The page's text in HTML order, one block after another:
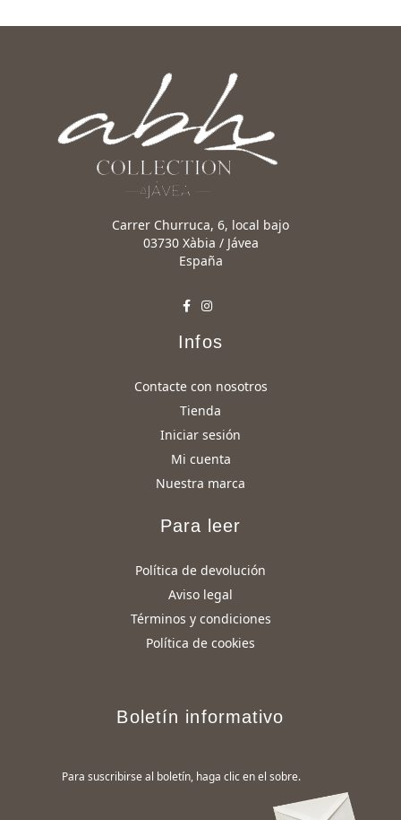
Carrer Churruca, 6, local bajo
03730 Xàbia / Jávea
España
Infos
Contacte con nosotros
Tienda
Iniciar sesión
Mi cuenta
Nuestra marca
Para leer
Política de devolución
Aviso legal
Términos y condiciones
Política de cookies
Boletín informativo
Para suscribirse al boletín, haga clic en el sobre.